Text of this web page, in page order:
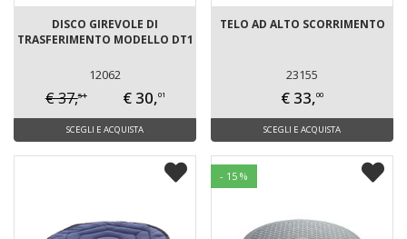
DISCO GIREVOLE DI
TRASFERIMENTO MODELLO DT1
12062
€ 37,51 € 30,01
SCEGLI E ACQUISTA
TELO AD ALTO SCORRIMENTO
23155
€ 33,00
SCEGLI E ACQUISTA
- 15 %